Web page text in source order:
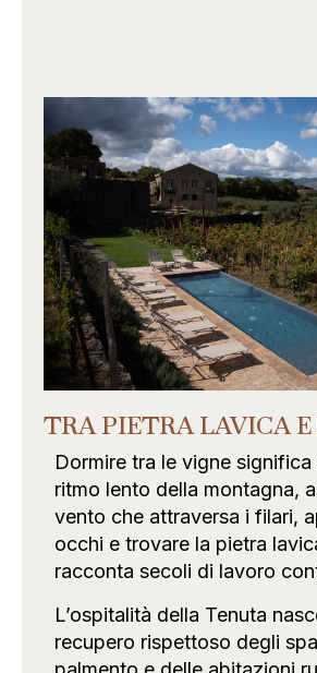
TRA PIETRA LAVICA
Dormire tra le vigne significa
ritmo lento della montagna,
vento che attraversa i filari,
occhi e trovare la pietra
racconta secoli di lavoro
L’ospitalità della Tenuta
recupero rispettoso degli